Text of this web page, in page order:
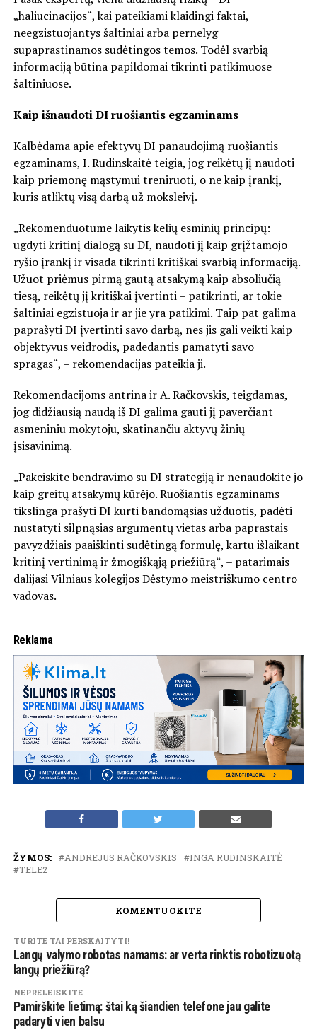
„haliucinacijos“, kai pateikiami klaidingi faktai,
neegzistuojantys šaltiniai arba pernelyg
supaprastinamos sudėtingos temos. Todėl svarbią
informaciją būtina papildomai tikrinti patikimuose
šaltiniuose.
Kaip išnaudoti DI ruošiantis egzaminams
Kalbėdama apie efektyvų DI panaudojimą ruošiantis
egzaminams, I. Rudinskaitė teigia, jog reikėtų jį naudoti
kaip priemonę mąstymui treniruoti, o ne kaip įrankį,
kuris atliktų visą darbą už moksleivį.
„Rekomenduotume laikytis kelių esminių principų:
ugdyti kritinį dialogą su DI, naudoti jį kaip grįžtamojo
ryšio įrankį ir visada tikrinti kritiškai svarbią informaciją.
Užuot priėmus pirmą gautą atsakymą kaip absoliučią
tiesą, reikėtų jį kritiškai įvertinti – patikrinti, ar tokie
šaltiniai egzistuoja ir ar jie yra patikimi. Taip pat galima
paprašyti DI įvertinti savo darbą, nes jis gali veikti kaip
objektyvus veidrodis, padedantis pamatyti savo
spragas“, – rekomendacijas pateikia ji.
Rekomendacijoms antrina ir A. Račkovskis, teigdamas,
jog didžiausią naudą iš DI galima gauti jį paverčiant
asmeniniu mokytoju, skatinančiu aktyvų žinių
įsisavinimą.
„Pakeiskite bendravimo su DI strategiją ir nenaudokite jo
kaip greitų atsakymų kūrėjo. Ruošiantis egzaminams
tikslinga prašyti DI kurti bandomąsias užduotis, padėti
nustatyti silpnąsias argumentų vietas arba paprastais
pavyzdžiais paaiškinti sudėtingą formulę, kartu išlaikant
kritinį vertinimą ir žmogiškąją priežiūrą“, – patarimais
dalijasi Vilniaus kolegijos Dėstymo meistriškumo centro
vadovas.
Reklama
ŽYMOS: ANDREJUS RAČKOVSKIS
INGA RUDINSKAITĖ
TELE2
KOMENTUOKITE
TURITE TAI PERSKAITYTI!
Langų valymo robotas namams: ar verta rinktis robotizuotą
langų priežiūrą?
NEPRELEISKITE
Pamirškite lietimą: štai ką šiandien telefone jau galite
padaryti vien balsu